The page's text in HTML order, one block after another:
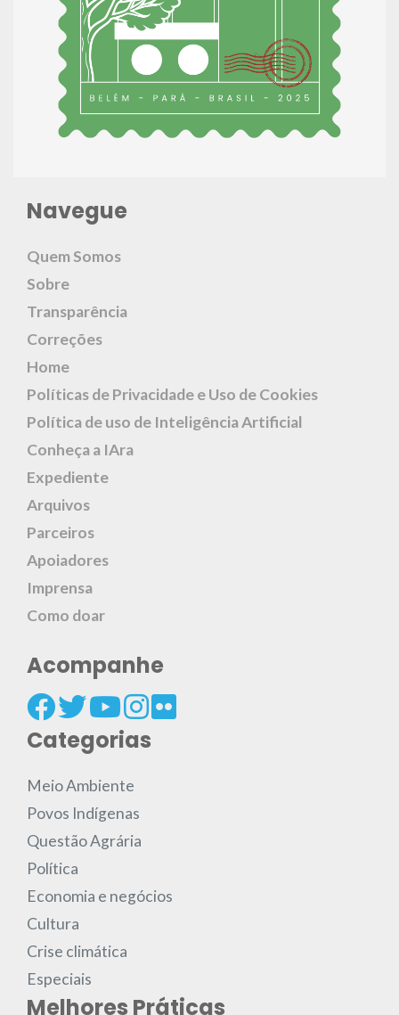
Navegue
Quem Somos
Sobre
Transparência
Correções
Home
Políticas de Privacidade e Uso de Cookies
Política de uso de Inteligência Artificial
Conheça a IAra
Expediente
Arquivos
Parceiros
Apoiadores
Imprensa
Como doar
Acompanhe
Categorias
Meio Ambiente
Povos Indígenas
Questão Agrária
Política
Economia e negócios
Cultura
Crise climática
Especiais
Melhores Práticas